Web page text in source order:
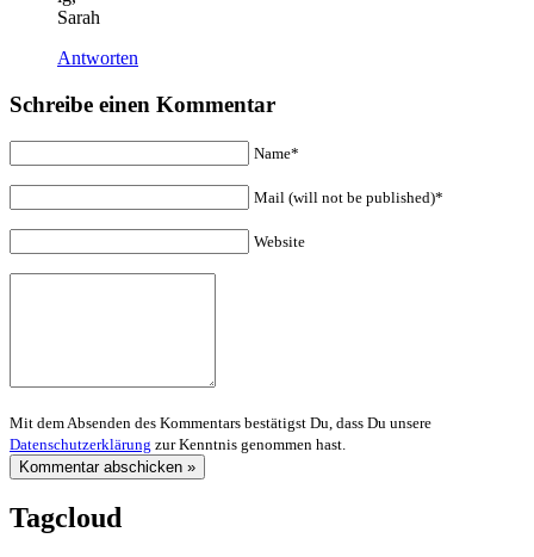
Sarah
Antworten
Schreibe einen Kommentar
Name*
Mail (will not be published)*
Website
Mit dem Absenden des Kommentars bestätigst Du, dass Du unsere
Datenschutzerklärung zur Kenntnis genommen hast.
Tagcloud